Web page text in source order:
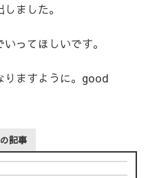
ました。
ってほしいです。
りますように。good
記事